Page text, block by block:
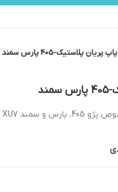
پلاستيك-405 پارس سمند